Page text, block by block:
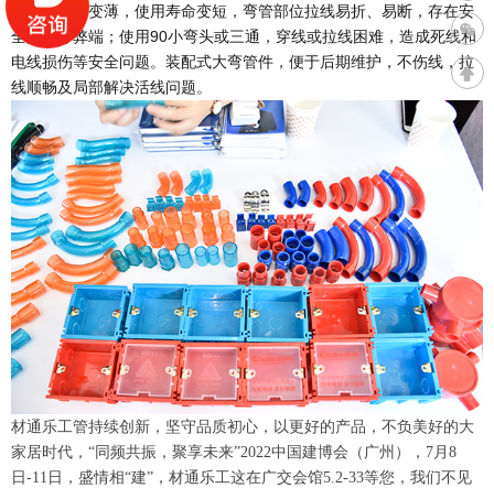
白，拉伸而变薄，使用寿命变短，弯管部位拉线易折、易断，存在安
全隐患等弊端；使用90小弯头或三通，穿线或拉线困难，造成死线和
电线损伤等安全问题。装配式大弯管件，便于后期维护，不伤线，拉
线顺畅及局部解决活线问题。
材通乐工管持续创新，坚守品质初心，以更好的产品，不负美好的大
家居时代，“同频共振，聚享未来”2022中国建博会（广州），7月8
日-11日，盛情相“建”，材通乐工这在广交会馆5.2-33等您，我们不见